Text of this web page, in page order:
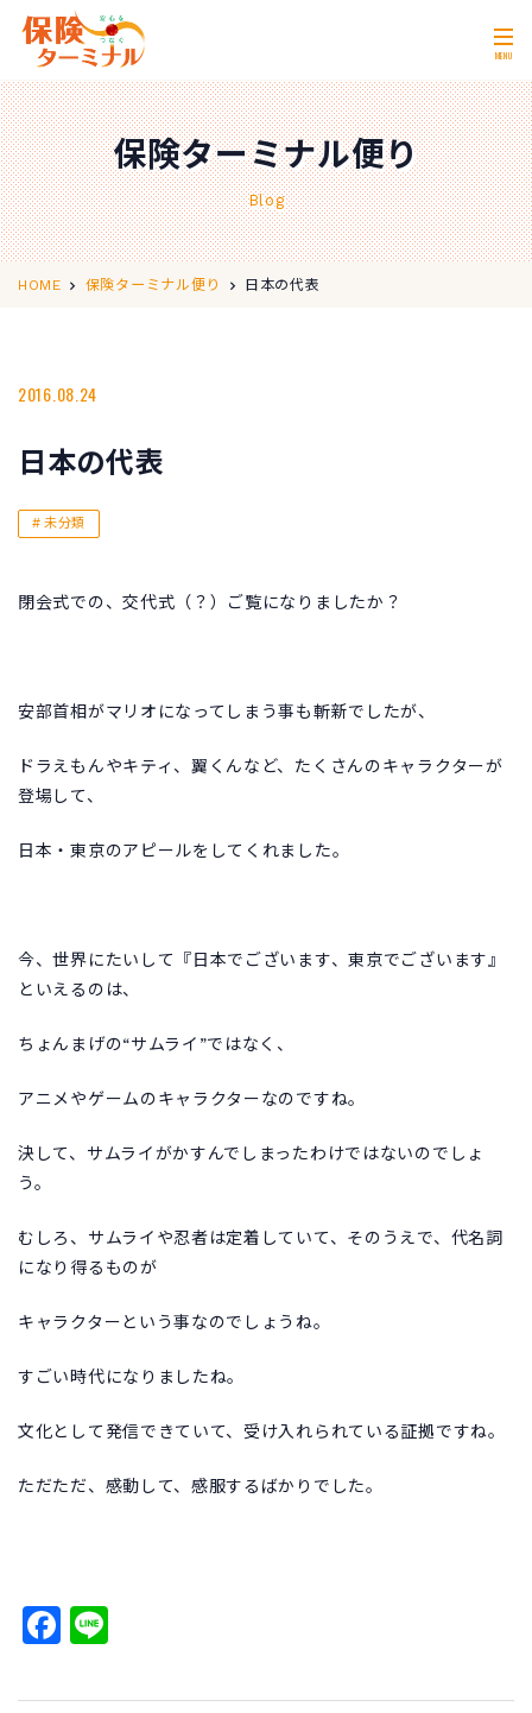
MENU
ホーム Home
私たちの強み Our Strength
無料相談 Consultation
取扱保険会社 Insurance Companies
店舗情報
0120-11-2287
保険ターミナル便り
Blog
HOME 保険ターミナル便り 日本の代表
2016.08.24
日本の代表
未分類
閉会式での、交代式（？）ご覧になりましたか？
安部首相がマリオになってしまう事も斬新でしたが、
ドラえもんやキティ、翼くんなど、たくさんのキャラクターが
登場して、
日本・東京のアピールをしてくれました。
今、世界にたいして『日本でございます、東京でございます』
といえるのは、
ちょんまげの“サムライ”ではなく、
アニメやゲームのキャラクターなのですね。
決して、サムライがかすんでしまったわけではないのでしょ
う。
むしろ、サムライや忍者は定着していて、そのうえで、代名詞
になり得るものが
キャラクターという事なのでしょうね。
すごい時代になりましたね。
文化として発信できていて、受け入れられている証拠ですね。
ただただ、感動して、感服するばかりでした。
Facebook